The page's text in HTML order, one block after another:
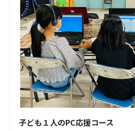
子ども１人のPC応援コース